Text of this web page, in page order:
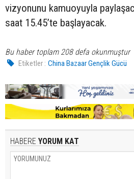
vizyonunu kamuoyuyla
saat 15.45’te başlayacak.
Bu haber toplam 208 defa okunmuştur
Etiketler : China Bazaar Gençlik Gücü
HABERE YORUM KAT